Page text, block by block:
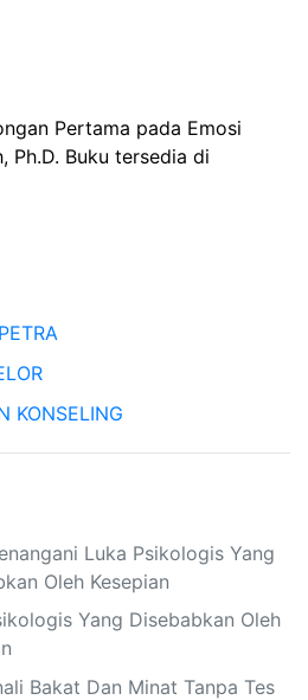
Pertama pada Emosi
Ph.D. Buku tersedia di
KONSELING
Luka Psikologis Yang
Oleh Kesepian
Yang Disebabkan Oleh
Bakat Dan Minat Tanpa Tes